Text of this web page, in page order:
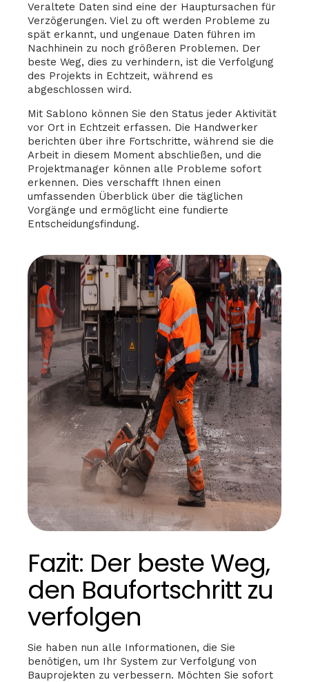
Veraltete Daten sind eine der Hauptursachen für
Verzögerungen. Viel zu oft werden Probleme zu
spät erkannt, und ungenaue Daten führen im
Nachhinein zu noch größeren Problemen. Der
beste Weg, dies zu verhindern, ist die Verfolgung
des Projekts in Echtzeit, während es
abgeschlossen wird.
Mit Sablono können Sie den Status jeder Aktivität
vor Ort in Echtzeit erfassen. Die Handwerker
berichten über ihre Fortschritte, während sie die
Arbeit in diesem Moment abschließen, und die
Projektmanager können alle Probleme sofort
erkennen. Dies verschafft Ihnen einen
umfassenden Überblick über die täglichen
Vorgänge und ermöglicht eine fundierte
Entscheidungsfindung.
Fazit: Der beste Weg,
den Baufortschritt zu
verfolgen
Sie haben nun alle Informationen, die Sie
benötigen, um Ihr System zur Verfolgung von
Bauprojekten zu verbessern. Möchten Sie sofort